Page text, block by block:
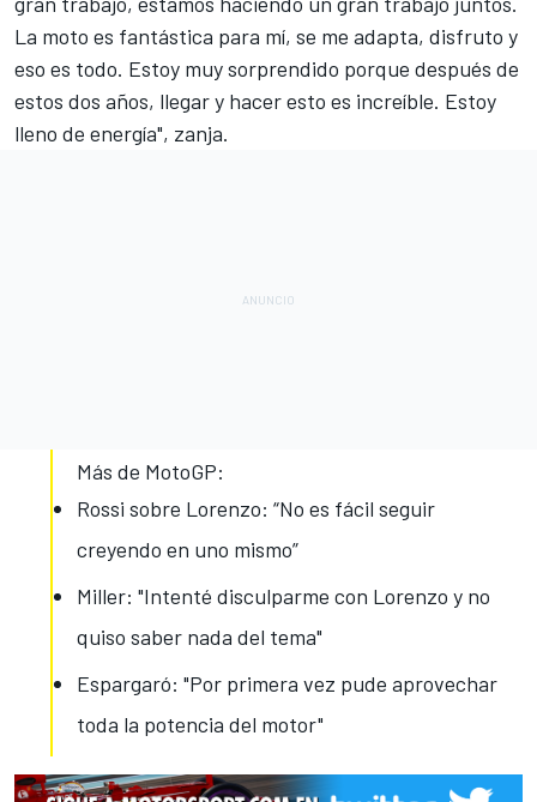
La moto es fantástica para mí, se me adapta, disfruto y
eso es todo. Estoy muy sorprendido porque después de
estos dos años, llegar y hacer esto es increíble. Estoy
lleno de energía", zanja.
Más de MotoGP:
Rossi sobre Lorenzo: “No es fácil seguir
creyendo en uno mismo”
Miller: "Intenté disculparme con Lorenzo y no
quiso saber nada del tema"
Espargaró: "Por primera vez pude aprovechar
toda la potencia del motor"